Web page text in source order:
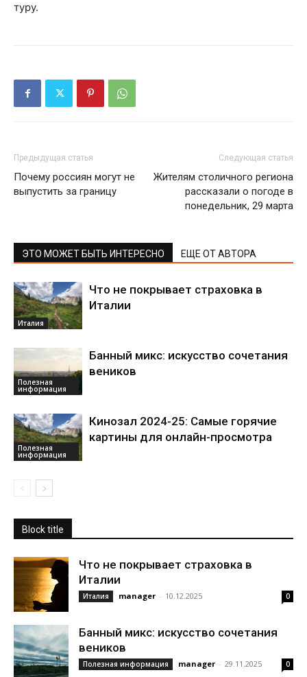
туру.
Предыдущая статья
Почему россиян могут не
выпустить за границу
Следующая статья
Жителям столичного региона
рассказали о погоде в
понедельник, 29 марта
ЭТО МОЖЕТ БЫТЬ ИНТЕРЕСНО ЕЩЕ ОТ АВТОРА
Италия
Что не покрывает страховка в
Италии
Полезная
информация
Банный микс: искусство сочетания
веников
Полезная
информация
Кинозал 2024-25: Самые горячие
картины для онлайн-просмотра
Block title
Что не покрывает страховка в
Италии
Италия manager - 10.12.2025 0
Банный микс: искусство сочетания
веников
Полезная информация manager - 29.11.2025 0